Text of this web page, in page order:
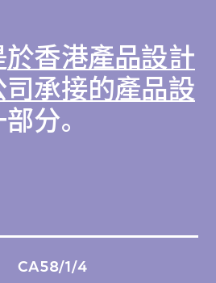
於香港產品設計
承接的產品設
分。
CA58/1/4